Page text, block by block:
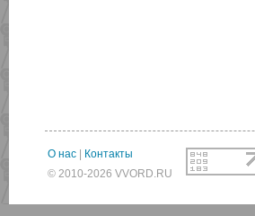
О нас
Контакты
© 2010-2026 VVORD.RU